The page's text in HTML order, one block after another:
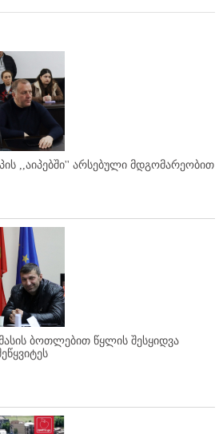
,,აიპებში'' არსებული მდგომარეობით
ბოთლებით წყლის შესყიდვა